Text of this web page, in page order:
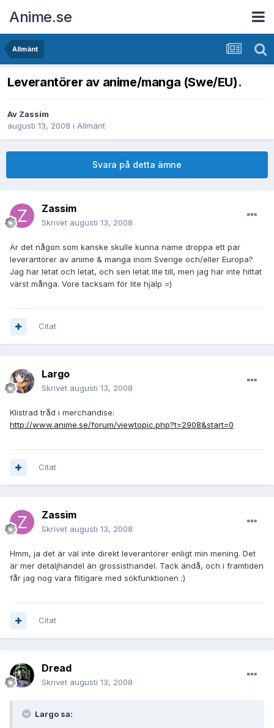
Anime.se
Allmänt
Leverantörer av anime/manga (Swe/EU).
Av Zassim
augusti 13, 2008 i Allmänt
Svara på detta ämne
Zassim
Skrivet augusti 13, 2008
Är det någon som kanske skulle kunna name droppa ett par
leverantörer av anime & manga inom Sverige och/eller Europa?
Jag har letat och letat, och sen letat lite till, men jag har inte hittat
värst många. Vore tacksam för lite hjälp =)
Citat
Largo
Skrivet augusti 13, 2008
Klistrad tråd i merchandise:
http://www.anime.se/forum/viewtopic.php?t=2908&start=0
Citat
Zassim
Skrivet augusti 13, 2008
Hmm, ja det är väl inte direkt leverantörer enligt min mening. Det
är mer detaljhandel än grossisthandel. Tack ändå, och i framtiden
får jag nog vara flitigare med sökfunktionen ;)
Citat
Dread
Skrivet augusti 13, 2008
Largo sa: